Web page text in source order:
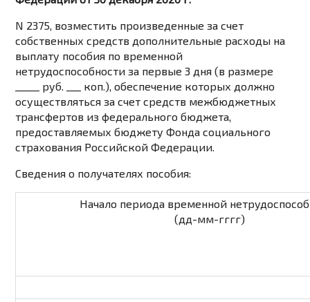
N 2375, возместить произведенные за счет
собственных средств дополнительные расходы на
выплату пособия по временной
нетрудоспособности за первые 3 дня (в размере
_____ руб. ___ коп.), обеспечение которых должно
осуществляться за счет средств межбюджетных
трансфертов из федерального бюджета,
предоставляемых бюджету Фонда социального
страхования Российской Федерации.
Сведения о получателях пособия:
Начало периода временной
(дд-мм-гггг)